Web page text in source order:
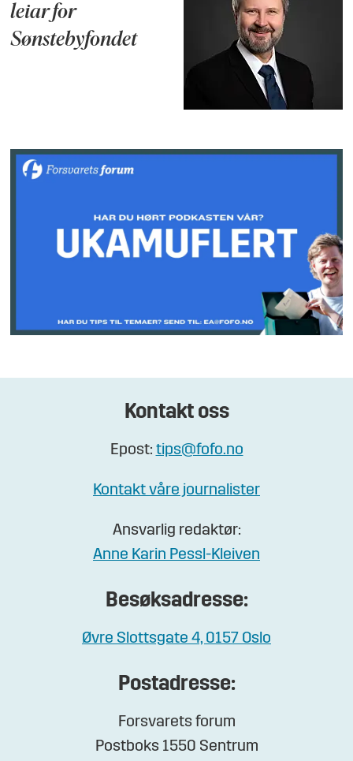
leiar for
Sønstebyfondet
Kontakt oss
Epost: tips@fofo.no
Kontakt våre journalister
Ansvarlig redaktør:
Anne Karin Pessl-Kleiven
Besøksadresse:
Øvre Slottsgate 4, 0157 Oslo
Postadresse:
Forsvarets forum
Postboks 1550 Sentrum